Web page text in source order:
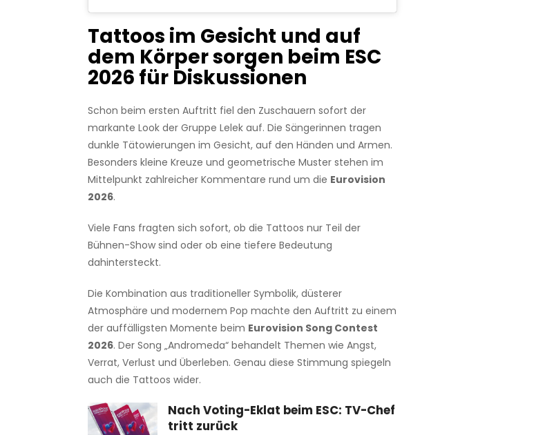
Tattoos im Gesicht und auf
dem Körper sorgen beim ESC
2026 für Diskussionen
Schon beim ersten Auftritt fiel den Zuschauern sofort der
markante Look der Gruppe Lelek auf. Die Sängerinnen tragen
dunkle Tätowierungen im Gesicht, auf den Händen und Armen.
Besonders kleine Kreuze und geometrische Muster stehen im
Mittelpunkt zahlreicher Kommentare rund um die Eurovision
2026.
Viele Fans fragten sich sofort, ob die Tattoos nur Teil der
Bühnen-Show sind oder ob eine tiefere Bedeutung
dahintersteckt.
Die Kombination aus traditioneller Symbolik, düsterer
Atmosphäre und modernem Pop machte den Auftritt zu einem
der auffälligsten Momente beim Eurovision Song Contest
2026. Der Song „Andromeda“ behandelt Themen wie Angst,
Verrat, Verlust und Überleben. Genau diese Stimmung spiegeln
auch die Tattoos wider.
Nach Voting-Eklat beim ESC: TV-Chef
tritt zurück